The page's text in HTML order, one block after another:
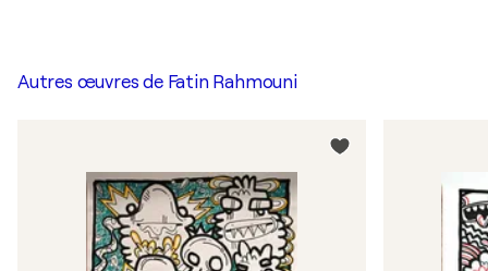
Autres œuvres de Fatin Rahmouni